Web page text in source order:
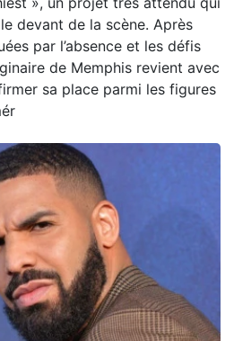
devant de la scène. Après
par l’absence et les défis
de Memphis revient avec
sa place parmi les figures